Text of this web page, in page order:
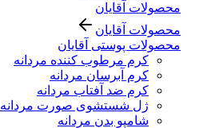
محصولات آقایان
محصولات آقایان
محصولات پوستی آقایان
کرم مرطوب کننده مردانه
کرم آبرسان مردانه
کرم ضد آفتاب مردانه
ژل شستشوی صورت مردانه
شامپو بدن مردانه